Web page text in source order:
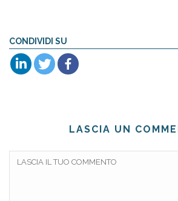
CONDIVIDI SU
LASCIA UN